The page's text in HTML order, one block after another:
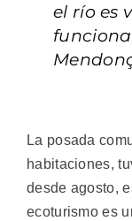
el río es
La posada
habitaciones,
desde agosto,
ecoturismo es